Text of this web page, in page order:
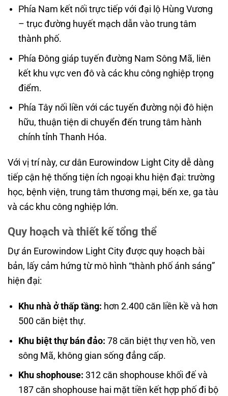
Phía Nam kết nối trực tiếp với đại lộ Hùng Vương
– trục đường huyết mạch dẫn vào trung tâm
thành phố.
Phía Đông giáp tuyến đường Nam Sông Mã, liên
kết khu vực ven đô và các khu công nghiệp trọng
điểm.
Phía Tây nối liền với các tuyến đường nội đô hiện
hữu, thuận tiện di chuyển đến trung tâm hành
chính tỉnh Thanh Hóa.
Với vị trí này, cư dân Eurowindow Light City dễ dàng
tiếp cận hệ thống tiện ích ngoại khu hiện đại: trường
học, bệnh viện, trung tâm thương mại, bến xe, ga tàu
và các khu công nghiệp lớn.
Quy hoạch và thiết kế tổng thể
Dự án Eurowindow Light City được quy hoạch bài
bản, lấy cảm hứng từ mô hình “thành phố ánh sáng”
hiện đại:
Khu nhà ở thấp tầng: hơn 2.400 căn liền kề và hơn
500 căn biệt thự.
Khu biệt thự bán đảo: 78 căn biệt thự ven hồ, ven
sông Mã, không gian sống đẳng cấp.
Khu shophouse: 312 căn shophouse khối đế và
187 căn shophouse hai mặt tiền kết hợp phố đi bộ